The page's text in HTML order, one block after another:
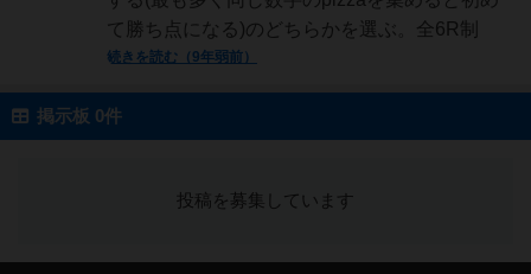
て勝ち点になる)のどちらかを選ぶ。全6R制
続きを読む（9年弱前）
掲示板 0件
投稿を募集しています